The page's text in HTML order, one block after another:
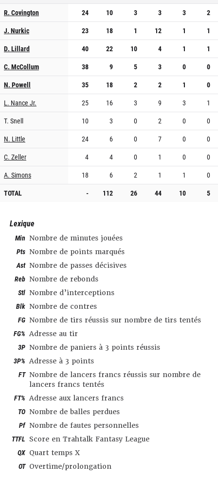
R. Covington 24 10 3 3 3
2
J. Nurkic
23 18 1 12 1
1
D. Lillard
40 22 10 4 1
1
C. McCollum
38 9 5 3 0
0
N. Powell
35 18 2 2 1
0
L. Nance Jr.
25 16 3 9 3
1
T. Snell
10 3 0 2 0
0
N. Little
24 6 0 7 0
0
C. Zeller
4 4 0 1 0
0
A. Simons
18 6 2 1 1
0
TOTAL
- 112 26 44 10 5
Lexique
Min Nombre de minutes jouées
Pts Nombre de points marqués
Ast Nombre de passes décisives
Reb Nombre de rebonds
Stl Nombre d’interceptions
Blk Nombre de contres
FG Nombre de tirs réussis sur nombre de tirs tentés
FG% Adresse au tir
3P Nombre de paniers à 3 points réussis
3P% Adresse à 3 points
FT Nombre de lancers francs réussis sur nombre de
lancers francs tentés
FT% Adresse aux lancers francs
TO Nombre de balles perdues
Pf Nombre de fautes personnelles
TTFL Score en Trahtalk Fantasy League
QX Quart temps X
OT Overtime/prolongation